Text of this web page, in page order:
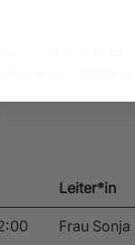
und
vor
Leiter*in
Frau